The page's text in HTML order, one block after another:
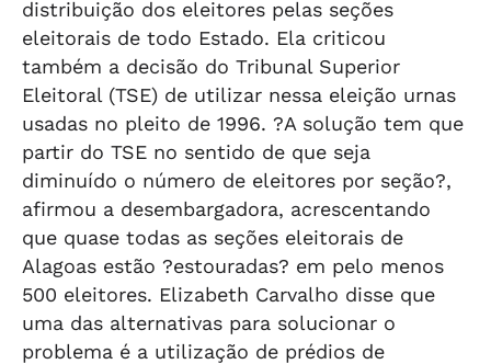
distribuição dos eleitores pelas seções
eleitorais de todo Estado. Ela criticou
também a decisão do Tribunal Superior
Eleitoral (TSE) de utilizar nessa eleição urnas
usadas no pleito de 1996. ?A solução tem que
partir do TSE no sentido de que seja
diminuído o número de eleitores por seção?,
afirmou a desembargadora, acrescentando
que quase todas as seções eleitorais de
Alagoas estão ?estouradas? em pelo menos
500 eleitores. Elizabeth Carvalho disse que
uma das alternativas para solucionar o
problema é a utilização de prédios de